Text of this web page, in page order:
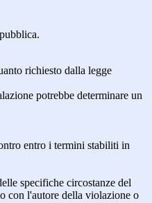
richiesto dalla legge
potrebbe determinare un
entro i termini stabiliti in
specifiche circostanze del
con l'autore della violazione o